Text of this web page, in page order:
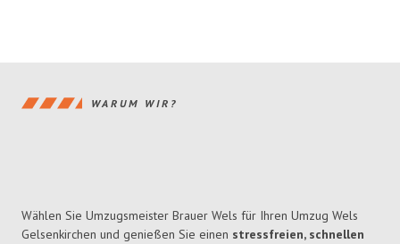
WARUM WIR?
Wählen Sie Umzugsmeister Brauer Wels für Ihren Umzug Wels
Gelsenkirchen und genießen Sie einen stressfreien, schnellen